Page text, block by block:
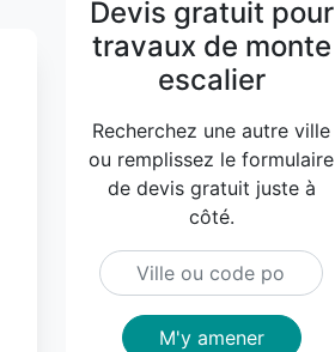
Devis gratuit pour
travaux de monte
escalier
Recherchez une autre ville
ou remplissez le formulaire
de devis gratuit juste à
côté.
M'y amener